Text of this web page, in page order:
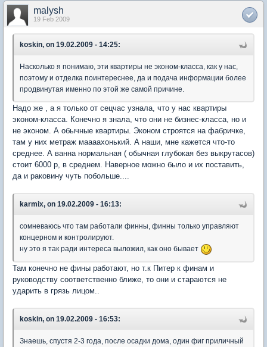
malysh
19 Feb 2009
koskin, on 19.02.2009 - 14:25:
Насколько я понимаю, эти квартиры не эконом-класса, как у нас,
поэтому и отделка поинтереснее, да и подача информации более
продвинутая именно по этой же самой причине.
Надо же , а я только от сецчас узнала, что у нас квартиры
эконом-класса. Конечно я знала, что они не бизнес-класса, но и
не эконом. А обычные квартиры. Эконом строятся на фабричке,
там у них метраж маааахонький. А наши, мне кажется что-то
среднее. А ванна нормальная ( обычная глубокая без выкрутасов)
стоит 6000 р, в среднем. Наверное можно было и их поставить,
да и раковину чуть побольше....
karmix, on 19.02.2009 - 16:13:
сомневаюсь что там работали финны, финны только управляют
концерном и контролируют.
ну это я так ради интереса выложил, как оно бывает
Там конечно не фины работают, но т.к Питер к финам и
руководству соответственно ближе, то они и стараются не
ударить в грязь лицом..
koskin, on 19.02.2009 - 16:53:
Знаешь, спустя 2-3 года, после осадки дома, один фиг приличный